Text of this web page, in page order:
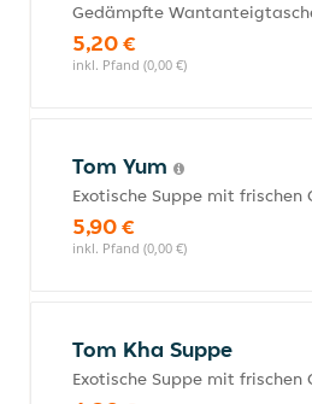
Gedämpfte
5,20 €
inkl. Pfand (0,00 €)
Tom Yum
Exotische Suppe mit
5,90 €
inkl. Pfand (0,00 €)
Tom Kha Suppe
Exotische Suppe mit